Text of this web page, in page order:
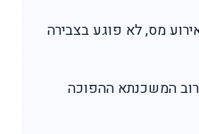
מס, לא פוגע בצבירה
המשכנתא ההפוכה